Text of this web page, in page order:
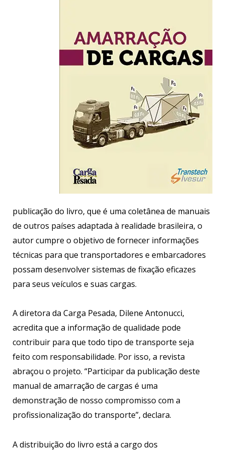
publicação do livro, que é uma coletânea de manuais
de outros países adaptada à realidade brasileira, o
autor cumpre o objetivo de fornecer informações
técnicas para que transportadores e embarcadores
possam desenvolver sistemas de fixação eficazes
para seus veículos e suas cargas.
A diretora da Carga Pesada, Dilene Antonucci,
acredita que a informação de qualidade pode
contribuir para que todo tipo de transporte seja
feito com responsabilidade. Por isso, a revista
abraçou o projeto. “Participar da publicação deste
manual de amarração de cargas é uma
demonstração de nosso compromisso com a
profissionalização do transporte”, declara.
A distribuição do livro está a cargo dos